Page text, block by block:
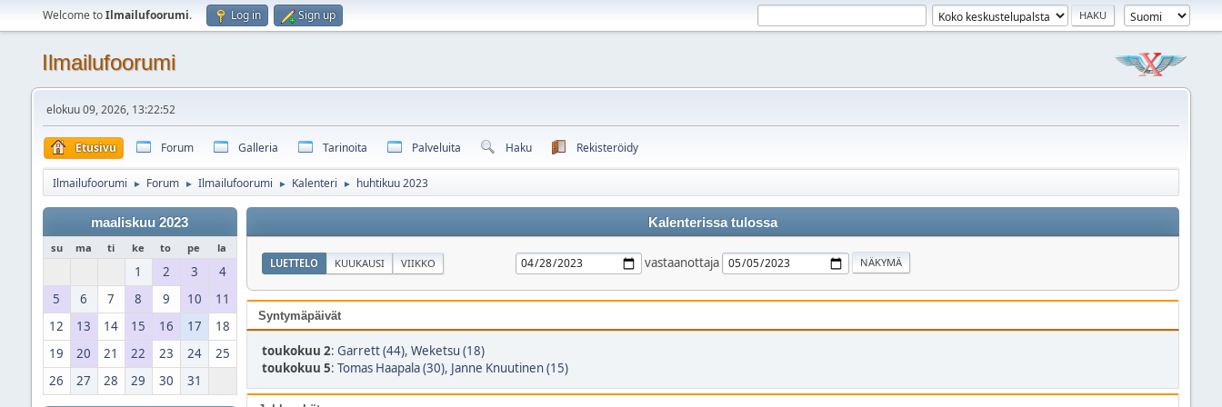
Welcome toIlmailufoorumi. Log in Sign up
Ilmailufoorumi
elokuu 09, 2026, 13:22:52
Etusivu Forum Galleria Tarinoita Palveluita Haku Rekisteröidy
Ilmailufoorumi ► Forum ► Ilmailufoorumi ► Kalenteri ► huhtikuu 2023
maaliskuu 2023
su ma ti ke to pe la
1 2 3
4
5
6 7 8 9 10
11
12
13 14 15 16 17
18
19
20 21 22 23 24
25
26
27 28 29 30 31
Kalenterissa tulossa
LUETTELO KUUKAUSI VIIKKO vastaanottaja
Syntymäpäivät
toukokuu 2: Garrett (44), Weketsu (18)
toukokuu 5: Tomas Haapala (30), Janne Knuutinen (15)